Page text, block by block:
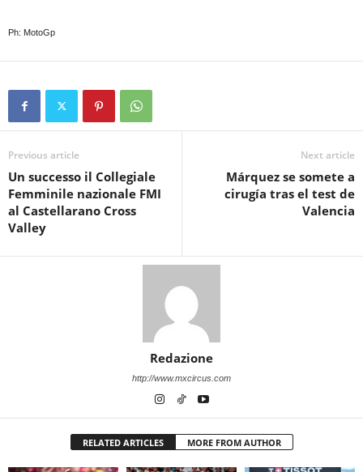
Ph: MotoGp
Previous article
Un successo il Collegiale
Femminile nazionale FMI
al Castellarano Cross
Valley
Next article
Márquez se somete a
cirugía tras el test de
Valencia
Redazione
http://www.mxcircus.com
RELATED ARTICLES MORE FROM AUTHOR